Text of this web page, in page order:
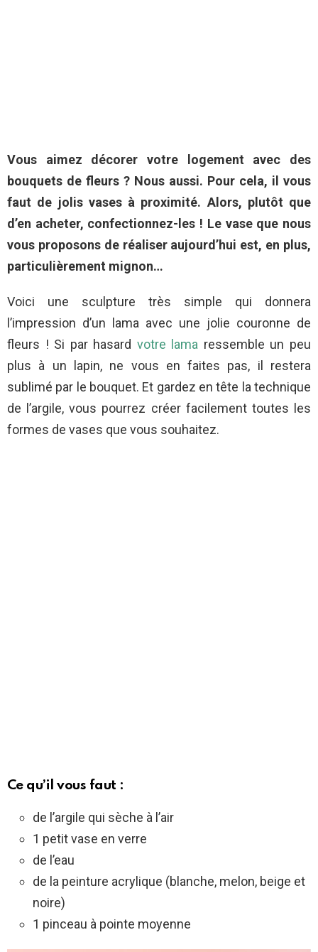
Vous aimez décorer votre logement avec des
bouquets de fleurs ? Nous aussi. Pour cela, il vous
faut de jolis vases à proximité. Alors, plutôt que
d’en acheter, confectionnez-les ! Le vase que nous
vous proposons de réaliser aujourd’hui est, en plus,
particulièrement mignon…
Voici une sculpture très simple qui donnera
l’impression d’un lama avec une jolie couronne de
fleurs ! Si par hasard votre lama ressemble un peu
plus à un lapin, ne vous en faites pas, il restera
sublimé par le bouquet. Et gardez en tête la technique
de l’argile, vous pourrez créer facilement toutes les
formes de vases que vous souhaitez.
Ce qu’il vous faut :
de l’argile qui sèche à l’air
1 petit vase en verre
de l’eau
de la peinture acrylique (blanche, melon, beige et
noire)
1 pinceau à pointe moyenne